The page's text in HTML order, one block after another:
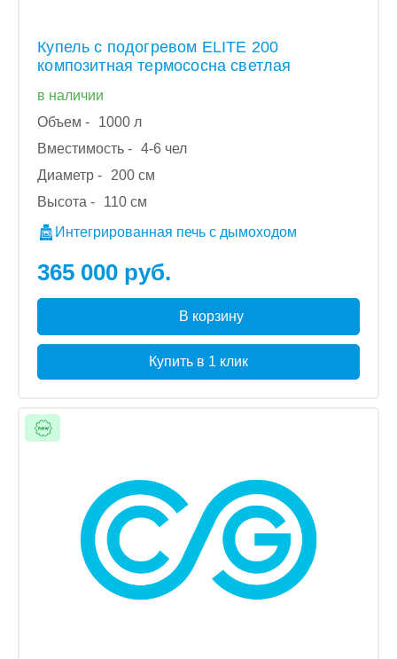
Купель с подогревом ELITE 200
композитная термососна светлая
в наличии
Объем -
1000 л
Вместимость - 4-6 чел
Диаметр -
200 см
Высота -
110 см
Интегрированная печь с дымоходом
365 000 руб.
В корзину
Купить в 1 клик